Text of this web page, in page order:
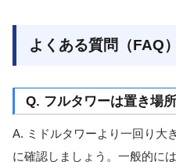
よくある質問（FAQ）
Q. フルタワーは置き場
A. ミドルタワーより一回り大
に確認しましょう。一般的に